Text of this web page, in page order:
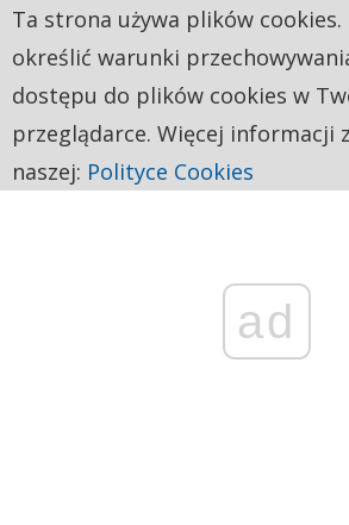
ad
Ta strona używa plików cookies.
określić warunki
dostępu do plików cookies w
przeglądarce. Więcej informacji
naszej: Polityce Cookies